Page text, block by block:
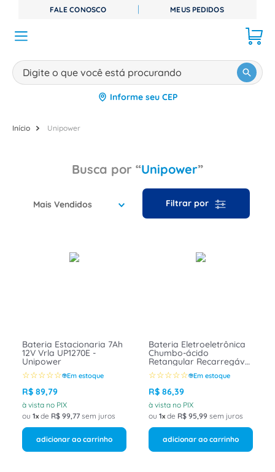
FALE CONOSCO MEUS PEDIDOS
Digite o que você está procurando
Informe seu CEP
Unipower
Unipower
Mais Vendidos
Bateria Estacionaria 7Ah
12V Vrla UP1270E -
Unipower
☆☆☆☆☆ Em estoque
R$ 89,79
à vista no PIX
ou 1 de R$ 99,77 sem juros
adicionar ao carrinho
Bateria Eletroeletrônica
Chumbo-ácido
Retangular Recarregável
Uso Geral 12V 5,0 AH
UP1250 Unipower
☆☆☆☆☆ Em estoque
R$ 86,39
à vista no PIX
ou 1 de R$ 95,99 sem juros
adicionar ao carrinho
TERMOS MAIS BUSCADOS
1 disjuntor
cabo
5º
dps